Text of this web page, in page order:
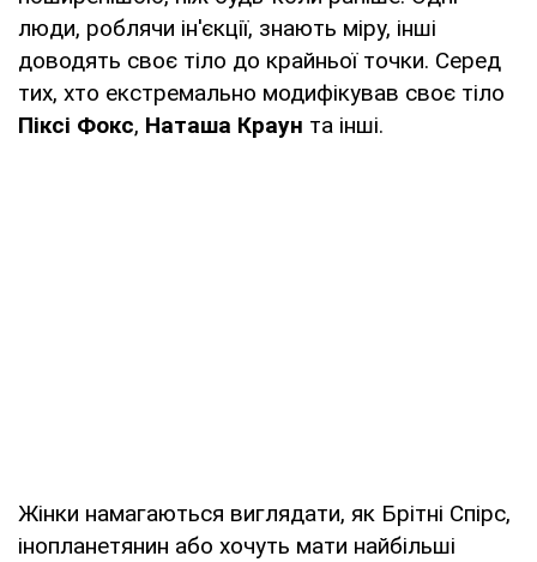
люди, роблячи ін'єкції, знають міру, інші
доводять своє тіло до крайньої точки. Серед
тих, хто екстремально модифікував своє тіло
Піксі Фокс, Наташа Краун та інші.
Жінки намагаються виглядати, як Брітні Спірс,
інопланетянин або хочуть мати найбільші